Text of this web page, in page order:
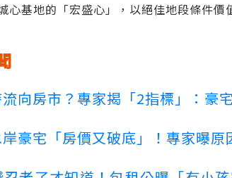
心基地的「宏盛心」，以絕佳地段條件
向房市？專家揭「2指標」：豪
豪宅「房價又破底」！專家曝原